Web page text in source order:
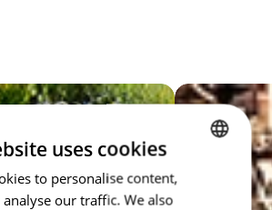
is not just a practical element – it is a
enhances the overall character of your
- Washed CZECH
uses cookies
to personalise content,
our traffic. We also